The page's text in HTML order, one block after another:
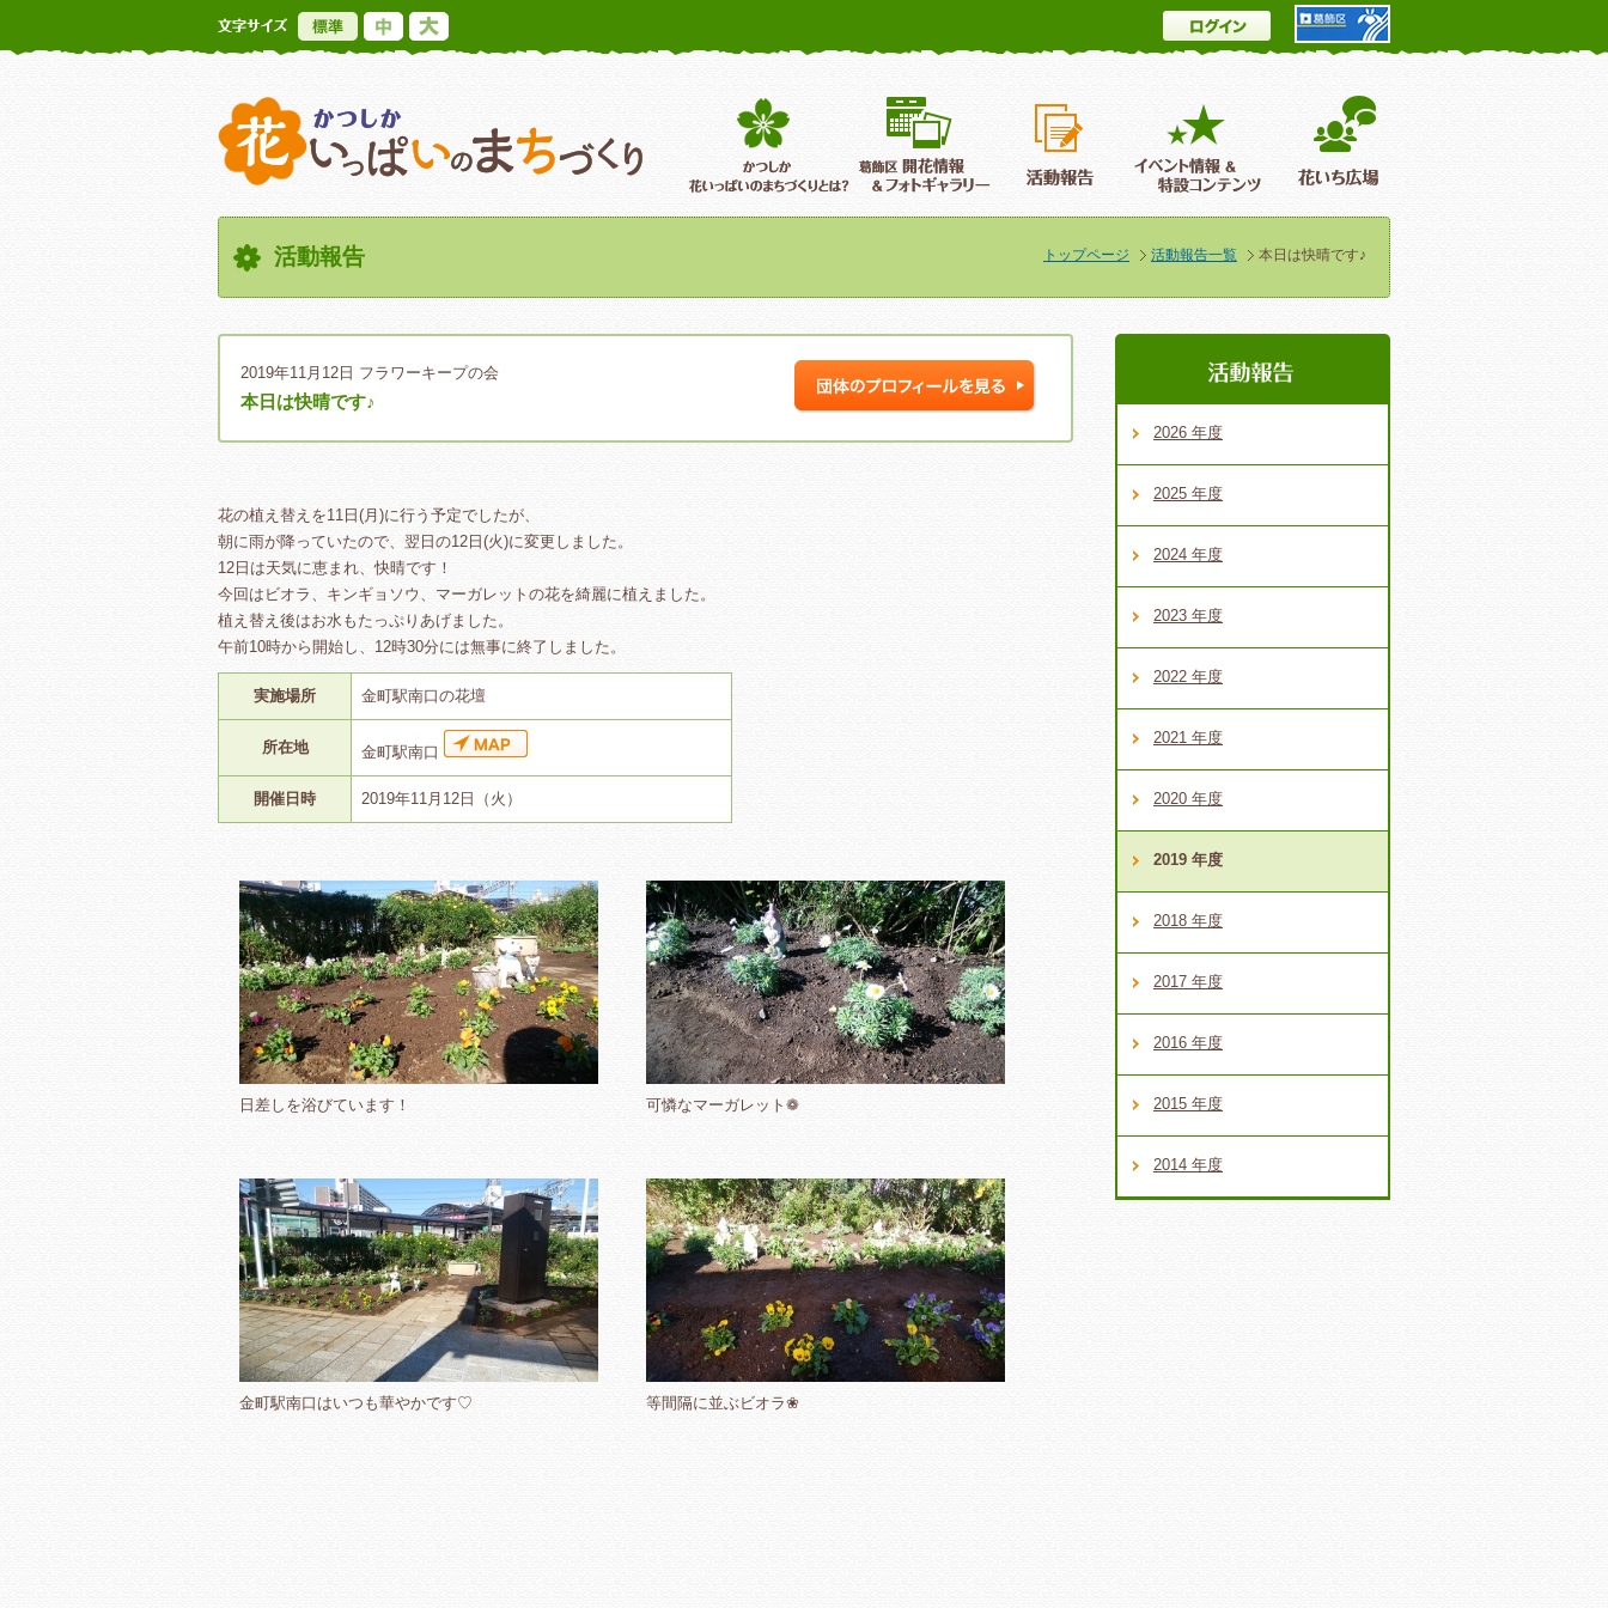
標準 ログイン
かつしか花いっぱいのまちづくり葛飾区花いっぱいのまちづくりとは葛飾区開花情報＆フォトギャラリー イベント情報 ＆特設コンテンツ
活動報告 トップページ 活動報告一覧 本日は快晴です♪
2019年11月12日 フラワーキープの会
本日は快晴です♪
花の植え替えを11日(月)に行う予定でしたが、
朝に雨が降っていたので、翌日の12日(火)に変更しました。
12日は天気に恵まれ、快晴です！
今回はビオラ、キンギョソウ、マーガレットの花を綺麗に植えました。
植え替え後はお水もたっぷりあげました。
午前10時から開始し、12時30分には無事に終了しました。
実施場所 金町駅南口の花壇
所在地 金町駅南口
開催日時 2019年11月12日（火）
日差しを浴びています！ 可憐なマーガレット❁
金町駅南口はいつも華やかです♡ 等間隔に並ぶビオラ❀
2026 年度
2025 年度
2024 年度
2023 年度
2022 年度
2021 年度
2020 年度
2019 年度
2018 年度
2017 年度
2016 年度
2015 年度
2014 年度